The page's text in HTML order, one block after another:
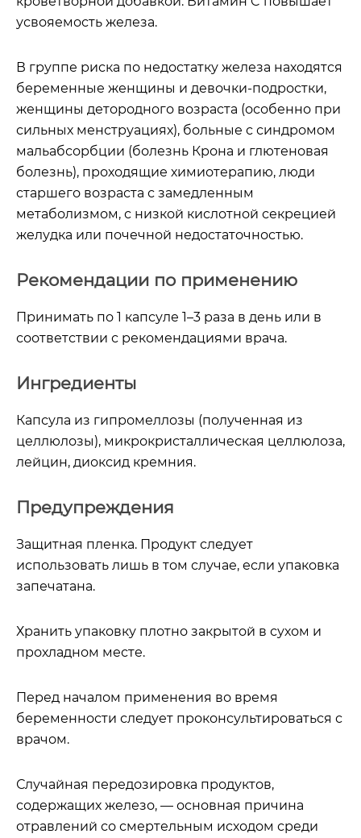
усвояемость железа.
В группе риска по недостатку железа находятся
беременные женщины и девочки-подростки,
женщины детородного возраста (особенно при
сильных менструациях), больные с синдромом
мальабсорбции (болезнь Крона и глютеновая
болезнь), проходящие химиотерапию, люди
старшего возраста с замедленным
метаболизмом, с низкой кислотной секрецией
желудка или почечной недостаточностью.
Рекомендации по применению
Принимать по 1 капсуле 1–3 раза в день или в
соответствии с рекомендациями врача.
Ингредиенты
Капсула из гипромеллозы (полученная из
целлюлозы), микрокристаллическая целлюлоза,
лейцин, диоксид кремния.
Предупреждения
Защитная пленка. Продукт следует
использовать лишь в том случае, если упаковка
запечатана.
Хранить упаковку плотно закрытой в сухом и
прохладном месте.
Перед началом применения во время
беременности следует проконсультироваться с
врачом.
Случайная передозировка продуктов,
содержащих железо, — основная причина
отравлений со смертельным исходом среди